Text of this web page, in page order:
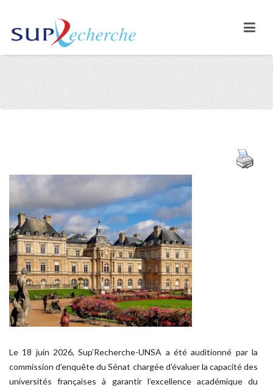
Le 18 juin 2026, Sup’Recherche-UNSA a été auditionné par la
commission d’enquête du Sénat chargée d’évaluer la capacité des
universités françaises à garantir l’excellence académique du